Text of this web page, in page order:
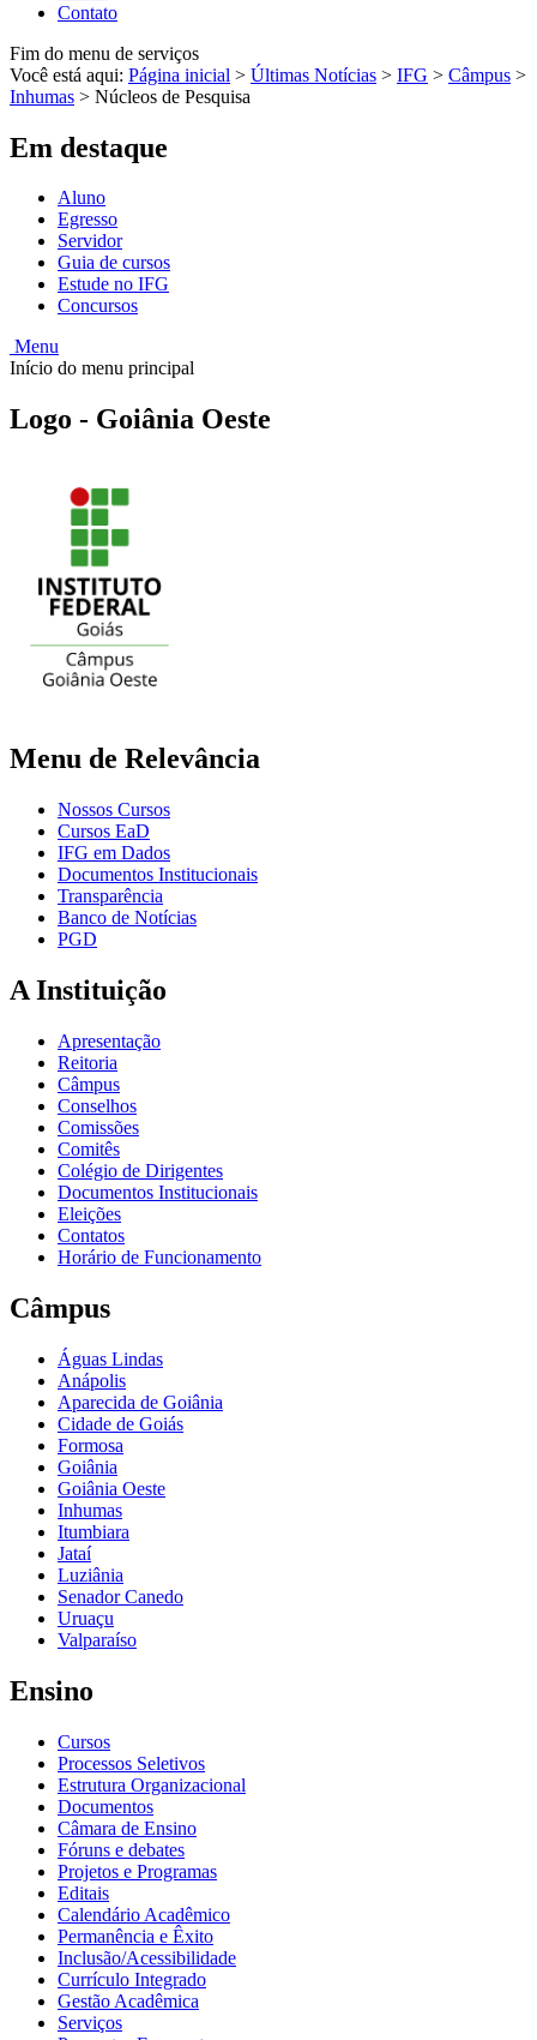
Contato
Fim do menu de serviços
Você está aqui: Página inicial > Últimas Notícias > IFG > Câmpus >
Inhumas > Núcleos de Pesquisa
Em destaque
Aluno
Egresso
Servidor
Guia de cursos
Estude no IFG
Concursos
Menu
Início do menu principal
Logo - Goiânia Oeste
Menu de Relevância
Nossos Cursos
Cursos EaD
IFG em Dados
Documentos Institucionais
Transparência
Banco de Notícias
PGD
A Instituição
Apresentação
Reitoria
Câmpus
Conselhos
Comissões
Comitês
Colégio de Dirigentes
Documentos Institucionais
Eleições
Contatos
Horário de Funcionamento
Câmpus
Águas Lindas
Anápolis
Aparecida de Goiânia
Cidade de Goiás
Formosa
Goiânia
Goiânia Oeste
Inhumas
Itumbiara
Jataí
Luziânia
Senador Canedo
Uruaçu
Valparaíso
Ensino
Cursos
Processos Seletivos
Estrutura Organizacional
Documentos
Câmara de Ensino
Fóruns e debates
Projetos e Programas
Editais
Calendário Acadêmico
Permanência e Êxito
Inclusão/Acessibilidade
Currículo Integrado
Gestão Acadêmica
Serviços